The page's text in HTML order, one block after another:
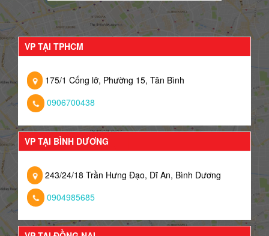
VP TẠI TPHCM
175/1 Cống lỡ, Phường 15, Tân Bình
0906700438
VP TẠI BÌNH DƯƠNG
243/24/18 Trần Hưng Đạo, Dĩ An, Bình Dương
0904985685